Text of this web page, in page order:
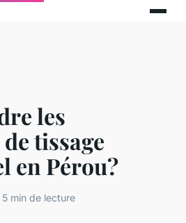
les
tissage
en Pérou?
min de lecture